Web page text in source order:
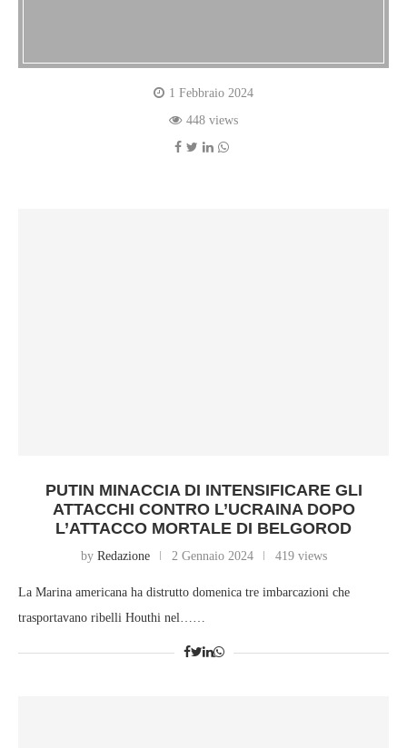
1 Febbraio 2024
448 views
PUTIN MINACCIA DI INTENSIFICARE GLI
ATTACCHI CONTRO L’UCRAINA DOPO
L’ATTACCO MORTALE DI BELGOROD
by Redazione 2 Gennaio 2024 419 views
La Marina americana ha distrutto domenica tre imbarcazioni che
trasportavano ribelli Houthi nel……